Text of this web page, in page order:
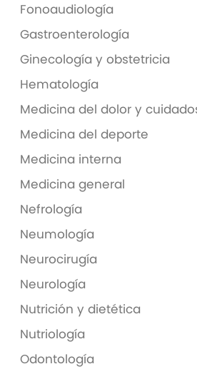
Fonoaudiología
Gastroenterología
Ginecología y obstetricia
Hematología
Medicina del dolor y
Medicina del deporte
Medicina interna
Medicina general
Nefrología
Neumología
Neurocirugía
Neurología
Nutrición y dietética
Nutriología
Odontología